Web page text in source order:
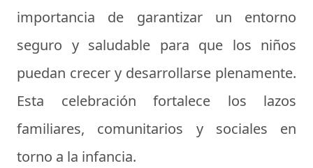
importancia de garantizar un entorno
seguro y saludable para que los niños
puedan crecer y desarrollarse plenamente.
Esta celebración fortalece los lazos
familiares, comunitarios y sociales en
torno a la infancia.